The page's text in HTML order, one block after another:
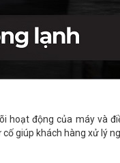
hoạt động của máy và
giúp khách hàng xử lý